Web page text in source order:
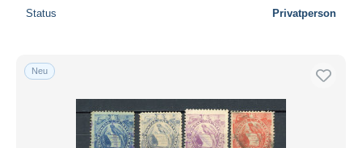
Status Privatperson
Neu